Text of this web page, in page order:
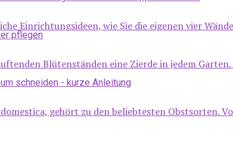
Einrichtungsideen, wie Sie die eigenen vier
Blütenständen eine Zierde in jedem
gehört zu den beliebtesten Obstsorten.